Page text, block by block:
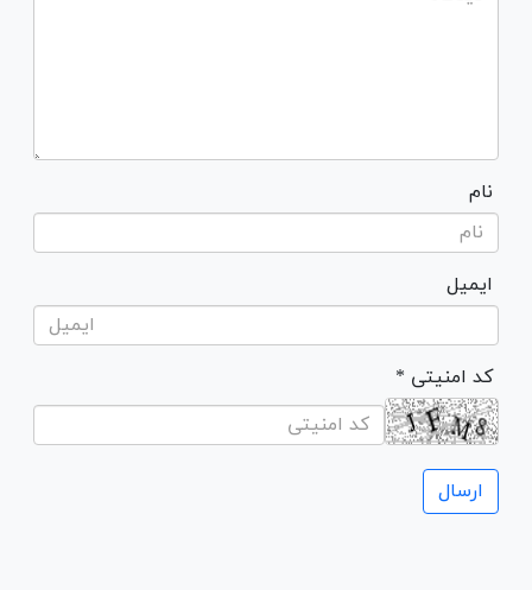
نام
ایمیل
* کد امنیتی